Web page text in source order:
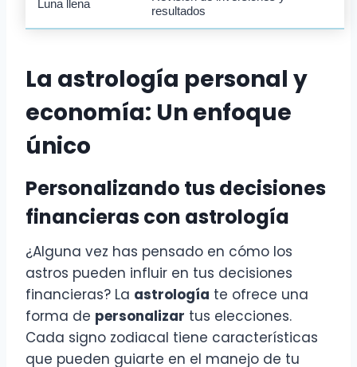
Luna llena
resultados
La astrología personal y
economía: Un enfoque
único
Personalizando tus decisiones
financieras con astrología
¿Alguna vez has pensado en cómo los
astros pueden influir en tus decisiones
financieras? La astrología te ofrece una
forma de personalizar tus elecciones.
Cada signo zodiacal tiene características
que pueden guiarte en el manejo de tu